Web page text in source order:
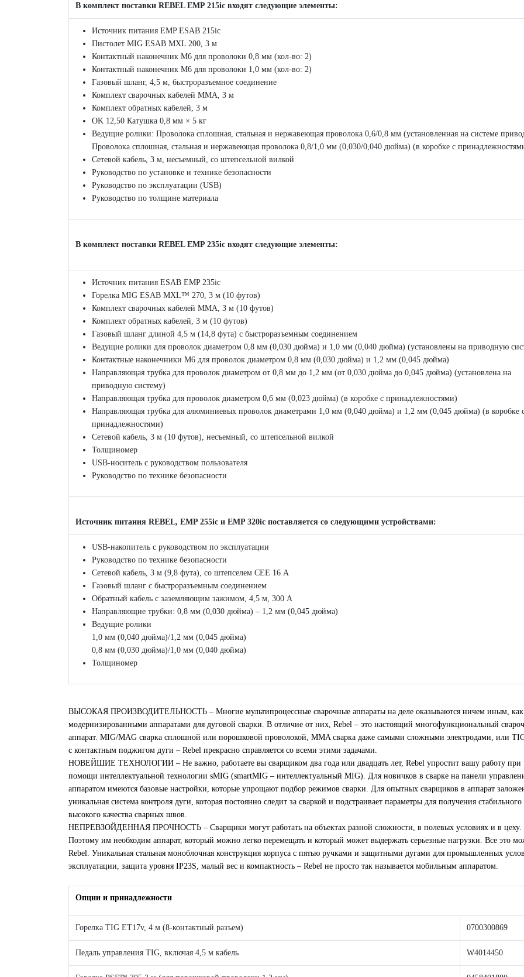
В комплект поставки REBEL EMP 215ic входят следующие элементы:
Источник питания EMP ESAB 215ic
Пистолет MIG ESAB MXL 200, 3 м
Контактный наконечник M6 для проволоки 0,8 мм (кол-во: 2)
Контактный наконечник M6 для проволоки 1,0 мм (кол-во: 2)
Газовый шланг, 4,5 м, быстроразъемное соединение
Комплект сварочных кабелей MMA, 3 м
Комплект обратных кабелей, 3 м
OK 12,50 Катушка 0,8 мм × 5 кг
Ведущие ролики: Проволока сплошная, стальная и нержавеющая проволока 0,6/0,8 мм (установленная на системе
Проволока сплошная, стальная и нержавеющая проволока 0,8/1,0 мм (0,030/0,040 дюйма) (в коробке с
Сетевой кабель, 3 м, несъемный, со штепсельной вилкой
Руководство по установке и технике безопасности
Руководство по эксплуатации (USB)
Руководство по толщине материала
В комплект поставки REBEL EMP 235ic входят следующие элементы:
Источник питания ESAB EMP 235ic
Горелка MIG ESAB MXL™ 270, 3 м (10 футов)
Комплект сварочных кабелей MMA, 3 м (10 футов)
Комплект обратных кабелей, 3 м (10 футов)
Газовый шланг длиной 4,5 м (14,8 фута) с быстроразъемным соединением
Ведущие ролики для проволок диаметром 0,8 мм (0,030 дюйма) и 1,0 мм (0,040 дюйма) (установлены на приводную
Контактные наконечники M6 для проволок диаметром 0,8 мм (0,030 дюйма) и 1,2 мм (0,045 дюйма)
Направляющая трубка для проволок диаметром от 0,8 мм до 1,2 мм (от 0,030 дюйма до 0,045 дюйма) (установлена на
приводную систему)
Направляющая трубка для проволок диаметром 0,6 мм (0,023 дюйма) (в коробке с принадлежностями)
Направляющая трубка для алюминиевых проволок диаметрами 1,0 мм (0,040 дюйма) и 1,2 мм (0,045 дюйма) (в коробке
принадлежностями)
Сетевой кабель, 3 м (10 футов), несъемный, со штепсельной вилкой
Толщиномер
USB-носитель с руководством пользователя
Руководство по технике безопасности
Источник питания REBEL, EMP 255ic и EMP 320ic поставляется со следующими устройствами:
USB-накопитель с руководством по эксплуатации
Руководство по технике безопасности
Сетевой кабель, 3 м (9,8 фута), со штепселем CEE 16 А
Газовый шланг с быстроразъемным соединением
Обратный кабель с заземляющим зажимом, 4,5 м, 300 А
Направляющие трубки: 0,8 мм (0,030 дюйма) – 1,2 мм (0,045 дюйма)
Ведущие ролики
1,0 мм (0,040 дюйма)/1,2 мм (0,045 дюйма)
0,8 мм (0,030 дюйма)/1,0 мм (0,040 дюйма)
Толщиномер
ВЫСОКАЯ ПРОИЗВОДИТЕЛЬНОСТЬ – Многие мультипроцессные сварочные аппараты на деле оказываются ничем иным, как
модернизированными аппаратами для дуговой сварки. В отличие от них, Rebel – это настоящий многофункциональный
аппарат. MIG/MAG сварка сплошной или порошковой проволокой, MMA сварка даже самыми сложными электродами, или
с контактным поджигом дуги – Rebel прекрасно справляется со всеми этими задачами.
НОВЕЙШИЕ ТЕХНОЛОГИИ – Не важно, работаете вы сварщиком два года или двадцать лет, Rebel упростит вашу работу при
помощи интеллектуальной технологии sMIG (smartMIG – интеллектуальный MIG). Для новичков в сварке на панели
аппаратом имеются базовые настройки, которые упрощают подбор режимов сварки. Для опытных сварщиков в аппарат
уникальная система контроля дуги, которая постоянно следит за сваркой и подстраивает параметры для получения стабильного
высокого качества сварных швов.
НЕПРЕВЗОЙДЕННАЯ ПРОЧНОСТЬ – Сварщики могут работать на объектах разной сложности, в полевых условиях и в цеху.
Поэтому им необходим аппарат, который можно легко перемещать и который может выдержать серьезные нагрузки. Все это
Rebel. Уникальная стальная моноблочная конструкция корпуса с пятью ручками и защитными дугами для промышленных
эксплуатации, защита уровня IP23S, малый вес и компактность – Rebel не просто так называется мобильным аппаратом.
Опции и принадлежности
Горелка TIG ET17v, 4 м (8-контактный разъем) 0700300869
Педаль управления TIG, включая 4,5 м кабель W4014450